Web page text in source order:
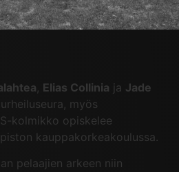
, Elias Collinia ja Jade
myös
kolmikko opiskelee
kauppakorkeakoulussa.
pelaajien arkeen niin